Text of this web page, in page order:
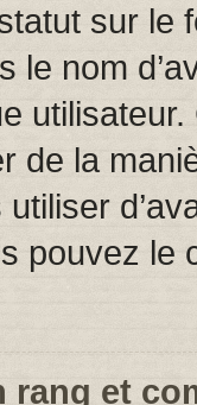
sur le
le nom
utilisateur.
de la
pouvez
rang et